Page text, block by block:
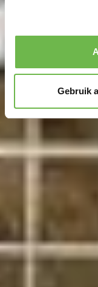
We geven u hier
Gebruik